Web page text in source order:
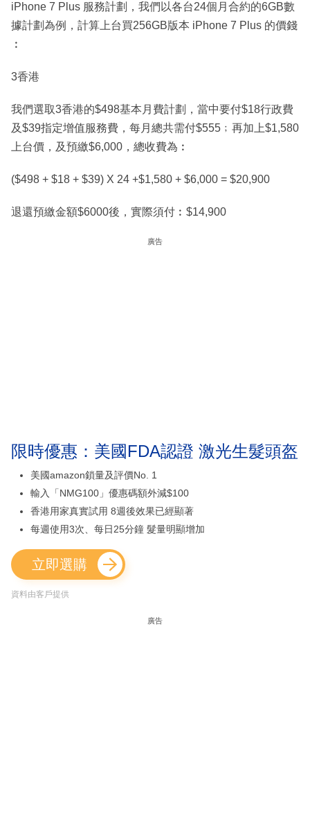
iPhone 7 Plus 服務計劃，我們以各台24個月合約的6GB數
據計劃為例，計算上台買256GB版本 iPhone 7 Plus 的價錢
︰
3香港
我們選取3香港的$498基本月費計劃，當中要付$18行政費
及$39指定增值服務費，每月總共需付$555﹔再加上$1,580
上台價，及預繳$6,000，總收費為︰
($498 + $18 + $39) X 24 +$1,580 + $6,000 = $20,900
退還預繳金額$6000後，實際須付︰$14,900
廣告
限時優惠：美國FDA認證 激光生髮頭盔
美國amazon鎖量及評價No. 1
輸入「NMG100」優惠碼額外減$100
香港用家真實試用 8週後效果已經顯著
每週使用3次、每日25分鐘 髮量明顯增加
立即選購
資料由客戶提供
廣告